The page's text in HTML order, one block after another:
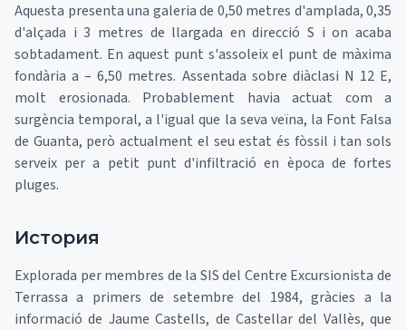
Aquesta presenta una galeria de 0,50 metres d'amplada, 0,35
d'alçada i 3 metres de llargada en direcció S i on acaba
sobtadament. En aquest punt s'assoleix el punt de màxima
fondària a – 6,50 metres. Assentada sobre diàclasi N 12 E,
molt erosionada. Probablement havia actuat com a
surgència temporal, a l'igual que la seva veïna, la Font Falsa
de Guanta, però actualment el seu estat és fòssil i tan sols
serveix per a petit punt d'infiltració en època de fortes
pluges.
История
Explorada per membres de la SIS del Centre Excursionista de
Terrassa a primers de setembre del 1984, gràcies a la
informació de Jaume Castells, de Castellar del Vallès, que